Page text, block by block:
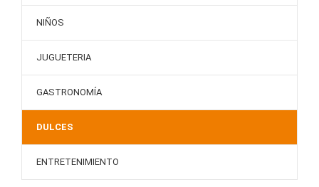
NIÑOS
JUGUETERIA
GASTRONOMÍA
DULCES
ENTRETENIMIENTO